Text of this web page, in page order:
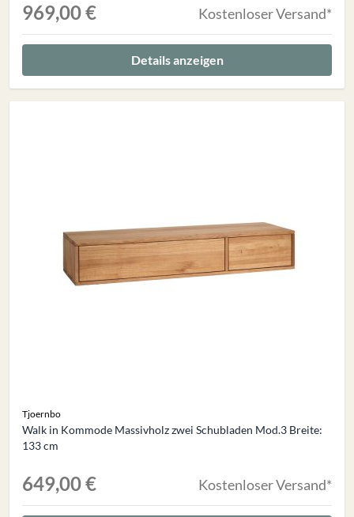
969,00 € Kostenloser Versand*
Details anzeigen
Tjoernbo
Walk in Kommode Massivholz zwei Schubladen Mod.3 Breite:
133 cm
649,00 € Kostenloser Versand*